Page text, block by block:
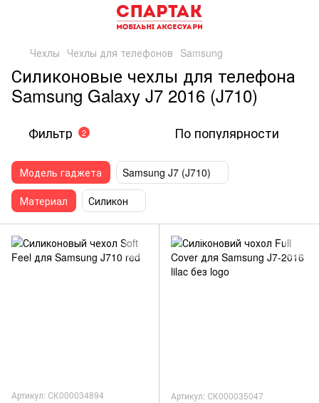
Чехлы Чехлы для телефонов Samsung
Силиконовые чехлы для телефона
Samsung Galaxy J7 2016 (J710)
Фильтр 2 По популярности
Модель гаджета
Samsung J7 (J710)
Материал
Силикон
Артикул: СК000034894 Артикул: СК000035047